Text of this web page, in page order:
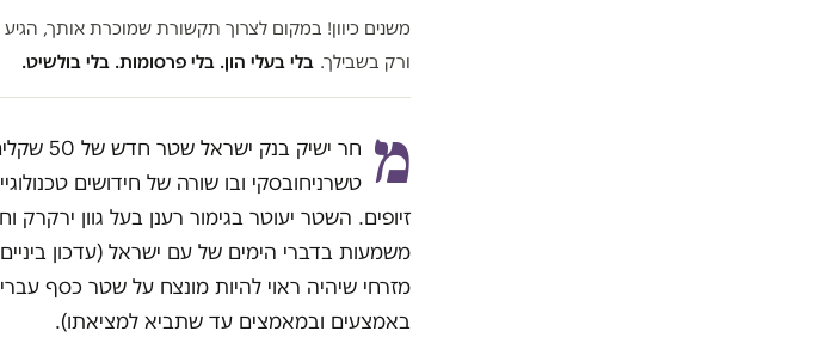
משנים כיוון! במקום לצרוך תקשורת שמוכרת אותך, הגיע
ורק בשבילך. בלי בעלי הון. בלי פרסומות. בלי בולשיט.
מ
חר ישיק
טשרניחובסקי ובו שורה של חידושים
זיופים. השטר יעוטר בגימור רענן בעל גוון ירקרק
משמעות בדברי הימים של עם ישראל (עדכון
מזרחי שיהיה ראוי להיות מונצח על שטר כסף
באמצעים ובמאמצים עד שתביא למציאתו).